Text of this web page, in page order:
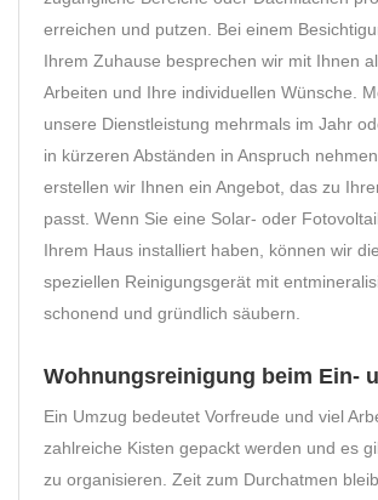
erreichen und putzen. Bei einem
Ihrem Zuhause besprechen wir mit Ihnen
Arbeiten und Ihre individuellen Wünsche.
unsere Dienstleistung mehrmals im Jahr
in kürzeren Abständen in Anspruch
erstellen wir Ihnen ein Angebot, das zu
passt. Wenn Sie eine Solar- oder
Ihrem Haus installiert haben, können wir
speziellen Reinigungsgerät mit
schonend und gründlich säubern.
Wohnungsreinigung beim Ein-
Ein Umzug bedeutet Vorfreude und viel
zahlreiche Kisten gepackt werden und es
zu organisieren. Zeit zum Durchatmen